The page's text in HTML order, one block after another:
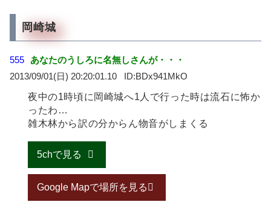
岡崎城
555
あなたのうしろに名無しさんが・・・
2013/09/01(日) 20:20:01.10
BDx941MkO
夜中の1時頃に岡崎城へ1人で行った時は流石に怖か
ったわ…
雑木林から訳の分からん物音がしまくる
5chで見る
Google Mapで場所を見る